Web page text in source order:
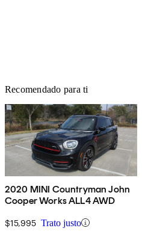
Recomendado para ti
2020 MINI Countryman John
Cooper Works ALL4 AWD
$15,995 Trato justo